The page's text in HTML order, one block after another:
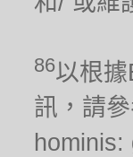
86以根
訊，請